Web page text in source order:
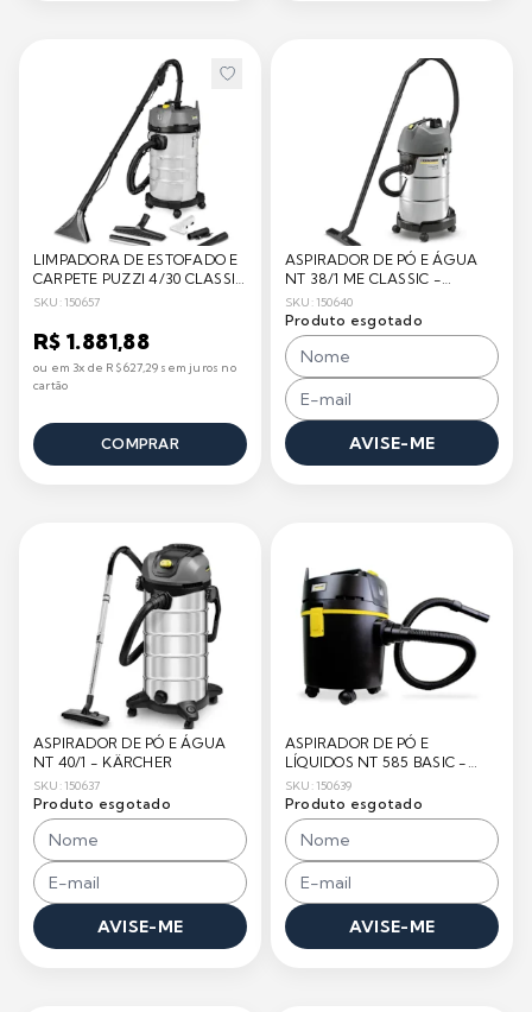
LIMPADORA DE ESTOFADO E
CARPETE PUZZI 4/30 CLASSIC
- KÄRCHER
SKU: 150657
R$ 1.881,88
ou em 3x de R$ 627,29 sem juros no
cartão
COMPRAR
ASPIRADOR DE PÓ E ÁGUA
NT 38/1 ME CLASSIC -
KARCHER
SKU: 150640
Produto esgotado
AVISE-ME
ASPIRADOR DE PÓ E ÁGUA
NT 40/1 - KÄRCHER
SKU: 150637
Produto esgotado
AVISE-ME
ASPIRADOR DE PÓ E
LÍQUIDOS NT 585 BASIC -
KÄRCHER
SKU: 150639
Produto esgotado
AVISE-ME